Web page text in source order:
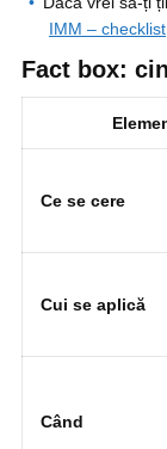
IMM – checklist
Fact box:
Ce se cere
Cui se aplică
Când